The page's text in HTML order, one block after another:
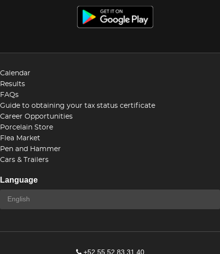
Calendar
Results
FAQs
Guide to obtaining your tax status certificate
Career Opportunities
Porcelain Store
Flea Market
Pen and Hammer
Cars & Trailers
Language
+52 55 52 83 31 40